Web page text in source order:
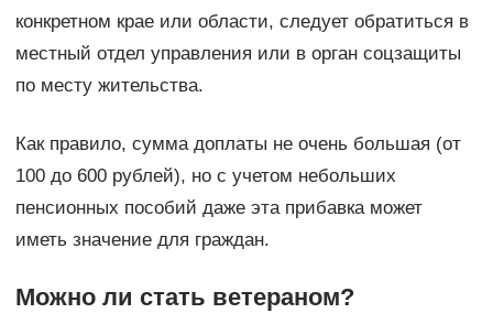
конкретном крае или области, следует обратиться в
местный отдел управления или в орган соцзащиты
по месту жительства.
Как правило, сумма доплаты не очень большая (от
100 до 600 рублей), но с учетом небольших
пенсионных пособий даже эта прибавка может
иметь значение для граждан.
Можно ли стать ветераном?